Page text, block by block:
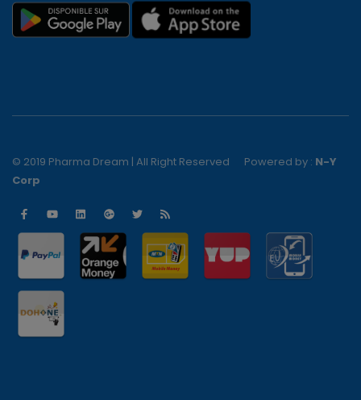
© 2019 Pharma Dream | All Right Reserved Powered by : N-Y
Corp